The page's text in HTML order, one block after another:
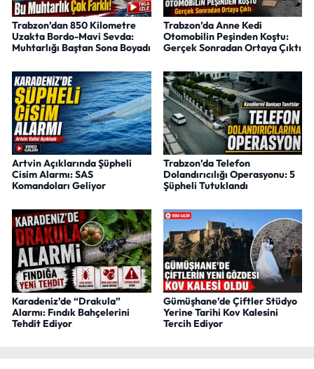
Trabzon’dan 850 Kilometre
Uzakta Bordo-Mavi Sevda:
Muhtarlığı Baştan Sona Boyadı
Trabzon’da Anne Kedi
Otomobilin Peşinden Koştu:
Gerçek Sonradan Ortaya Çıktı
Artvin Açıklarında Şüpheli
Cisim Alarmı: SAS
Komandoları Geliyor
Trabzon’da Telefon
Dolandırıcılığı Operasyonu: 5
Şüpheli Tutuklandı
Karadeniz’de “Drakula”
Alarmı: Fındık Bahçelerini
Tehdit Ediyor
Gümüşhane’de Çiftler Stüdyo
Yerine Tarihi Kov Kalesini
Tercih Ediyor